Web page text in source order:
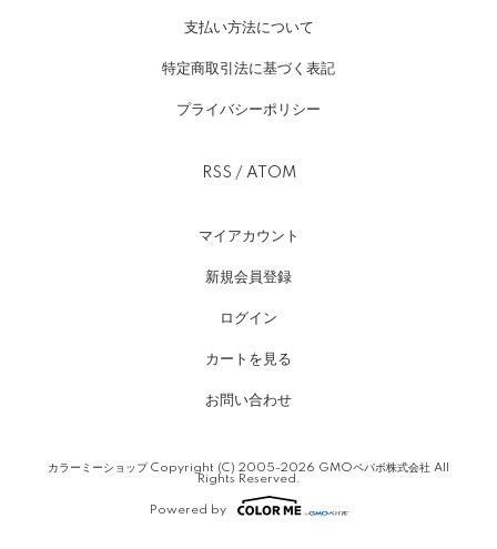
支払い方法について
特定商取引法に基づく表記
プライバシーポリシー
RSS / ATOM
マイアカウント
新規会員登録
ログイン
カートを見る
お問い合わせ
カラーミーショップ Copyright (C) 2005-2026 GMOペパボ株式会社 All
Rights Reserved.
Powered by